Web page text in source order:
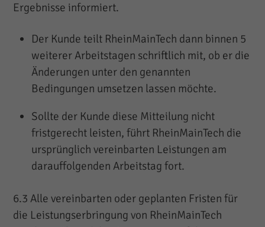
Ergebnisse informiert.
Der Kunde teilt RheinMainTech dann binnen 5
weiterer Arbeitstagen schriftlich mit, ob er die
Änderungen unter den genannten
Bedingungen umsetzen lassen möchte.
Sollte der Kunde diese Mitteilung nicht
fristgerecht leisten, führt RheinMainTech die
ursprünglich vereinbarten Leistungen am
darauffolgenden Arbeitstag fort.
6.3 Alle vereinbarten oder geplanten Fristen für
die Leistungserbringung von RheinMainTech